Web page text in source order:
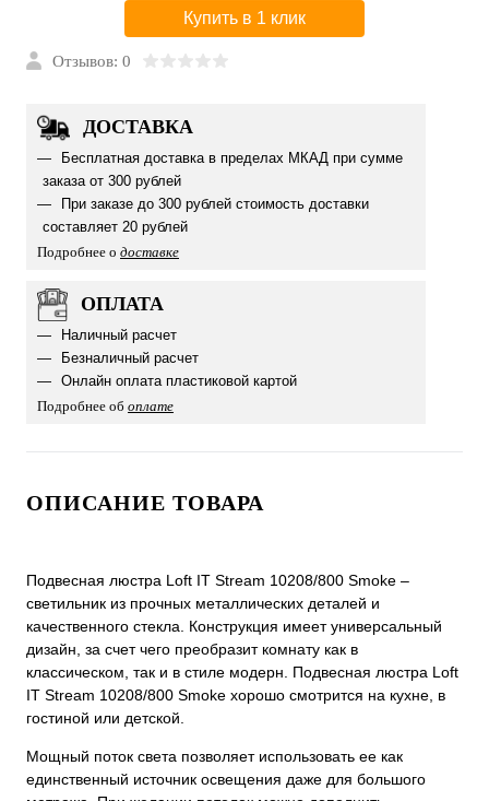
Купить в 1 клик
Отзывов: 0
ДОСТАВКА
Бесплатная доставка в пределах МКАД при сумме
заказа от 300 рублей
При заказе до 300 рублей стоимость доставки
составляет 20 рублей
Подробнее о доставке
ОПЛАТА
Наличный расчет
Безналичный расчет
Онлайн оплата пластиковой картой
Подробнее об оплате
ОПИСАНИЕ ТОВАРА
Подвесная люстра Loft IT Stream 10208/800 Smoke –
светильник из прочных металлических деталей и
качественного стекла. Конструкция имеет универсальный
дизайн, за счет чего преобразит комнату как в
классическом, так и в стиле модерн. Подвесная люстра Loft
IT Stream 10208/800 Smoke хорошо смотрится на кухне, в
гостиной или детской.
Мощный поток света позволяет использовать ее как
единственный источник освещения даже для большого